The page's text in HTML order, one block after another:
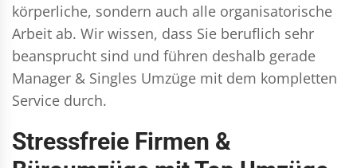
körperliche, sondern auch alle organisatorische
Arbeit ab. Wir wissen, dass Sie beruflich sehr
beansprucht sind und führen deshalb gerade
Manager & Singles Umzüge mit dem kompletten
Service durch.
Stressfreie Firmen &